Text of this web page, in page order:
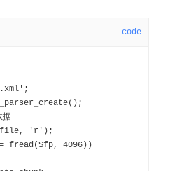
code
据
'r');
fread($fp, 4096))